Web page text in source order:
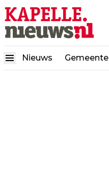
Nieuws Gemeente